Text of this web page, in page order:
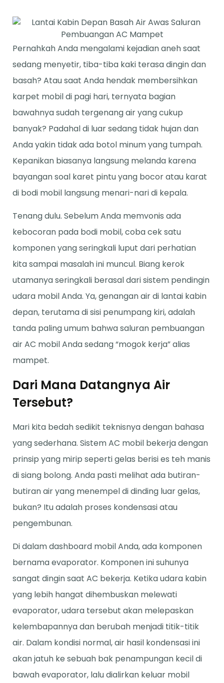
Pernahkah Anda mengalami kejadian aneh saat
sedang menyetir, tiba-tiba kaki terasa dingin dan
basah? Atau saat Anda hendak membersihkan
karpet mobil di pagi hari, ternyata bagian
bawahnya sudah tergenang air yang cukup
banyak? Padahal di luar sedang tidak hujan dan
Anda yakin tidak ada botol minum yang tumpah.
Kepanikan biasanya langsung melanda karena
bayangan soal karet pintu yang bocor atau karat
di bodi mobil langsung menari-nari di kepala.
Tenang dulu. Sebelum Anda memvonis ada
kebocoran pada bodi mobil, coba cek satu
komponen yang seringkali luput dari perhatian
kita sampai masalah ini muncul. Biang kerok
utamanya seringkali berasal dari sistem pendingin
udara mobil Anda. Ya, genangan air di lantai kabin
depan, terutama di sisi penumpang kiri, adalah
tanda paling umum bahwa saluran pembuangan
air AC mobil Anda sedang “mogok kerja” alias
mampet.
Dari Mana Datangnya Air
Tersebut?
Mari kita bedah sedikit teknisnya dengan bahasa
yang sederhana. Sistem AC mobil bekerja dengan
prinsip yang mirip seperti gelas berisi es teh manis
di siang bolong. Anda pasti melihat ada butiran-
butiran air yang menempel di dinding luar gelas,
bukan? Itu adalah proses kondensasi atau
pengembunan.
Di dalam dashboard mobil Anda, ada komponen
bernama evaporator. Komponen ini suhunya
sangat dingin saat AC bekerja. Ketika udara kabin
yang lebih hangat dihembuskan melewati
evaporator, udara tersebut akan melepaskan
kelembapannya dan berubah menjadi titik-titik
air. Dalam kondisi normal, air hasil kondensasi ini
akan jatuh ke sebuah bak penampungan kecil di
bawah evaporator, lalu dialirkan keluar mobil